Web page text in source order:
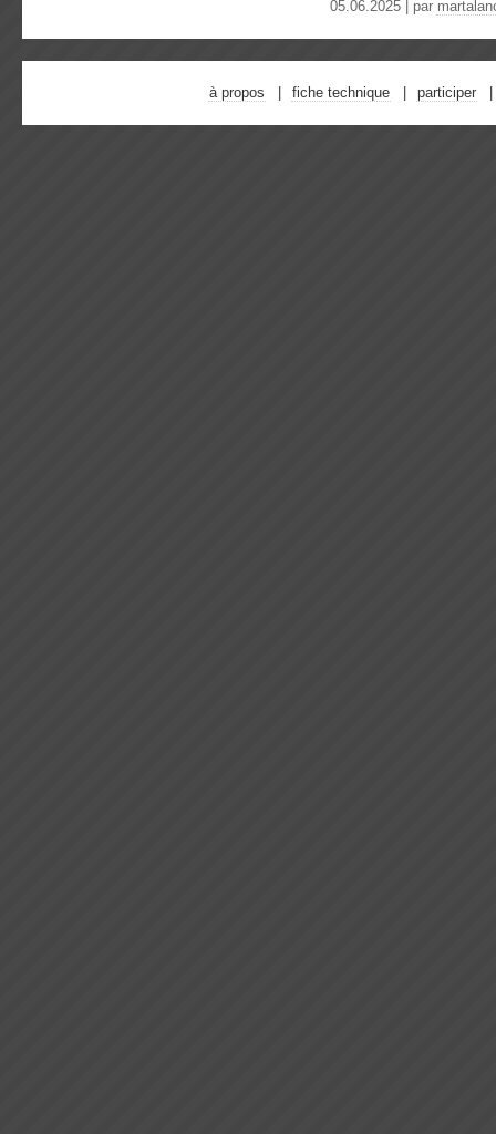
05.06.2025 | par
à propos fiche technique participer